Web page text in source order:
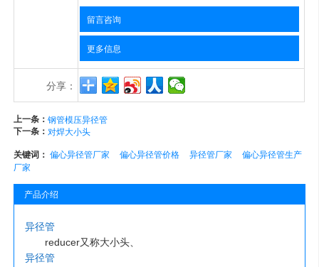
留言咨询
更多信息
分享：
上一条：钢管模压异径管
下一条： 对焊大小头
关键词：偏心异径管厂家 偏心异径管价格 异径管厂家
偏心异径管生产
厂家
产品介绍
异径管
reducer又称大小头、
异径管